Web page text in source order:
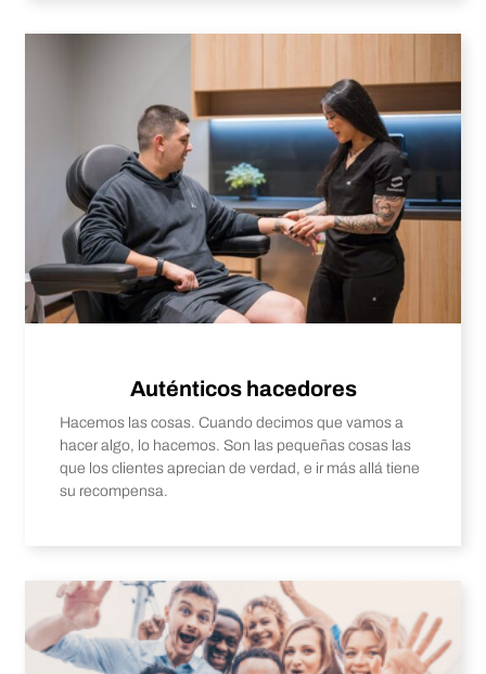
Auténticos hacedores
Hacemos las cosas. Cuando decimos que vamos a
hacer algo, lo hacemos. Son las pequeñas cosas las
que los clientes aprecian de verdad, e ir más allá tiene
su recompensa.